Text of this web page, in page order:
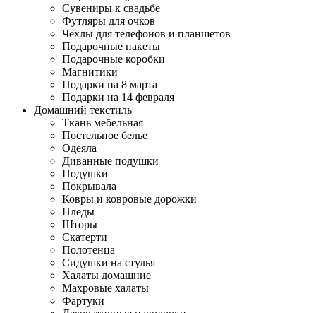
Сувениры к свадьбе
Футляры для очков
Чехлы для телефонов и планшетов
Подарочные пакеты
Подарочные коробки
Магнитики
Подарки на 8 марта
Подарки на 14 февраля
Домашний текстиль
Ткань мебельная
Постельное белье
Одеяла
Диванные подушки
Подушки
Покрывала
Ковры и ковровые дорожки
Пледы
Шторы
Скатерти
Полотенца
Сидушки на стулья
Халаты домашние
Махровые халаты
Фартуки